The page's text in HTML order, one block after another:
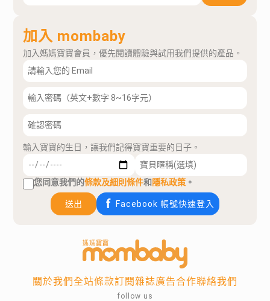
加入 mombaby
加入媽媽寶寶會員，優先閱讀體驗與試用我們提供的產品。
輸入寶寶的生日，讓我們記得寶寶重要的日子。
您同意我們的條款及細則條件和隱私政策 。
送出 Facebook 帳號快速登入
關於我們全站條款訂閱雜誌廣告合作聯絡我們
follow us